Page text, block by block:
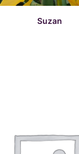
READ MORE
Suzan